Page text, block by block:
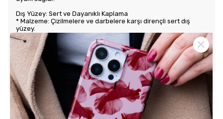
Dış Yüzey: Sert ve Dayanıklı Kaplama
* Malzeme: Çizilmelere ve darbelere karşı dirençli sert dış
yüzey.
* Tasarım: Benzersiz ve şık desenlerle estetik görünüm sunar.
Kullanım Kolaylığı
* Tuş Erişimi: Tuşlara kolay erişim sağlayarak kullanım rahatlığı
sunar.
* Uyum: Telefonunuza tam oturarak gevşek durmaz ve kaliteli
bir his verir.